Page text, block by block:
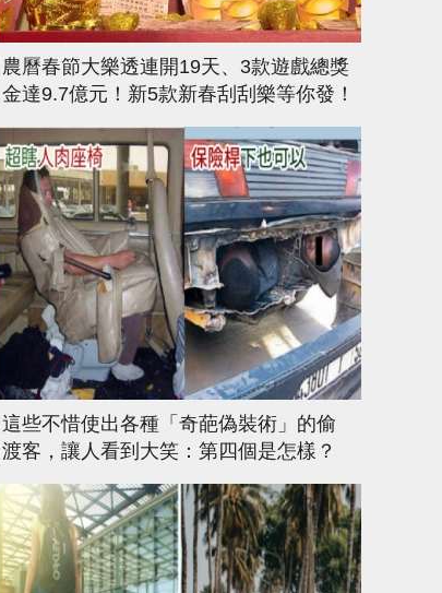
農曆春節大樂透連開19天、3款遊戲總獎
金達9.7億元！新5款新春刮刮樂等你發！
這些不惜使出各種「奇葩偽裝術」的偷
渡客，讓人看到大笑：第四個是怎樣？